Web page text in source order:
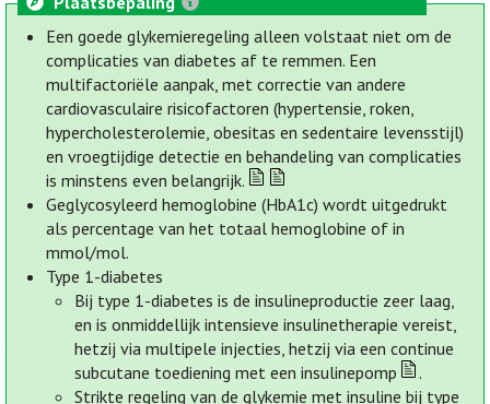
Een goede glykemieregeling alleen volstaat niet om de
complicaties van diabetes af te remmen. Een
multifactoriële aanpak, met correctie van andere
cardiovasculaire risicofactoren (hypertensie, roken,
hypercholesterolemie, obesitas en sedentaire levensstijl)
en vroegtijdige detectie en behandeling van complicaties
is minstens even belangrijk.
Geglycosyleerd hemoglobine (HbA1c) wordt uitgedrukt
als percentage van het totaal hemoglobine of in
mmol/mol.
Type 1-diabetes
Bij type 1-diabetes is de insulineproductie zeer laag,
en is onmiddellijk intensieve insulinetherapie vereist,
hetzij via multipele injecties, hetzij via een continue
subcutane toediening met een insulinepomp
.
Strikte regeling van de glykemie met insuline bij type